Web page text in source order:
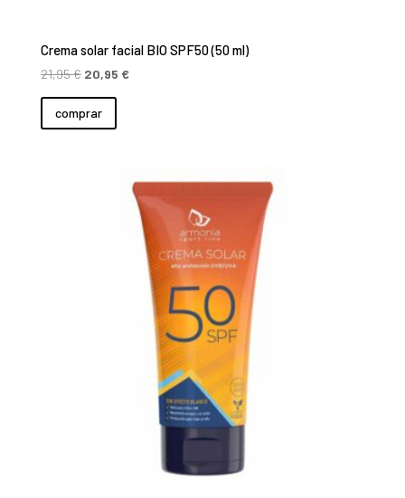
Crema solar facial BIO SPF50 (50 ml)
21,95€ El
precio
original
20,95 €El
comprar